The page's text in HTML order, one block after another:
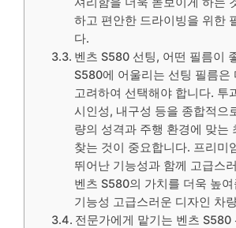
하고 편안한 드라이빙을 위한
다.
벤츠 S580 선팅, 어떤 필름이
S580에 어울리는 선팅 필름은
고려하여 선택해야 합니다. 투
시인성, 내구성 등을 종합적으
량의 성격과 주행 환경에 맞는
찾는 것이 중요합니다. 프리미
뛰어난 기능성과 함께 고급스
벤츠 S580의 가치를 더욱 높
기능성 고급스러운 디자인 차
전문가에게 맡기는 벤츠 S580